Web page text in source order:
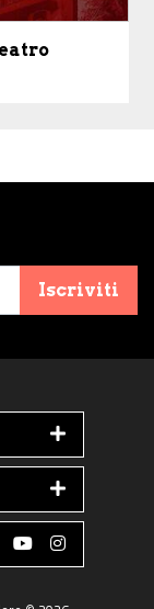
Iscriviti
us onus on
Follow us on
Follow us